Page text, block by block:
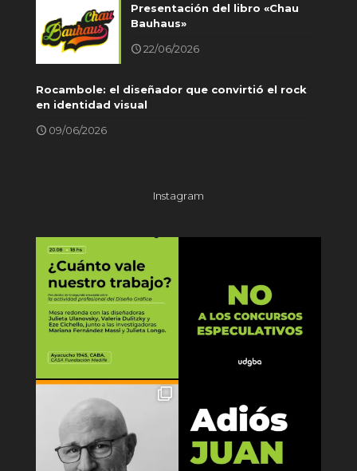
Presentación del libro «Chau
Bauhaus»
22/06/2026
Rocambole: el diseñador que convirtió el rock
en identidad visual
09/06/2026
Instagram